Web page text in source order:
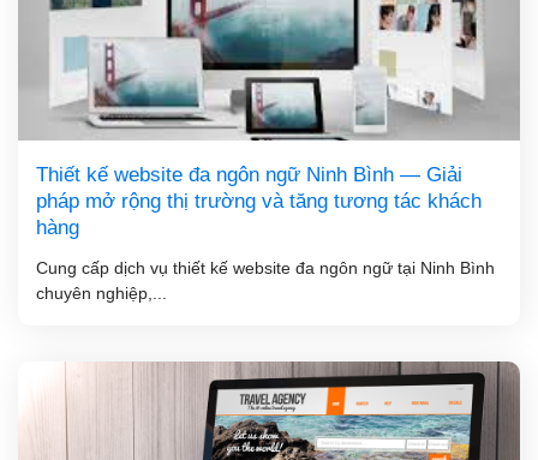
Thiết kế website đa ngôn ngữ Ninh Bình — Giải
pháp mở rộng thị trường và tăng tương tác khách
hàng
Cung cấp dịch vụ thiết kế website đa ngôn ngữ tại Ninh Bình
chuyên nghiệp,...